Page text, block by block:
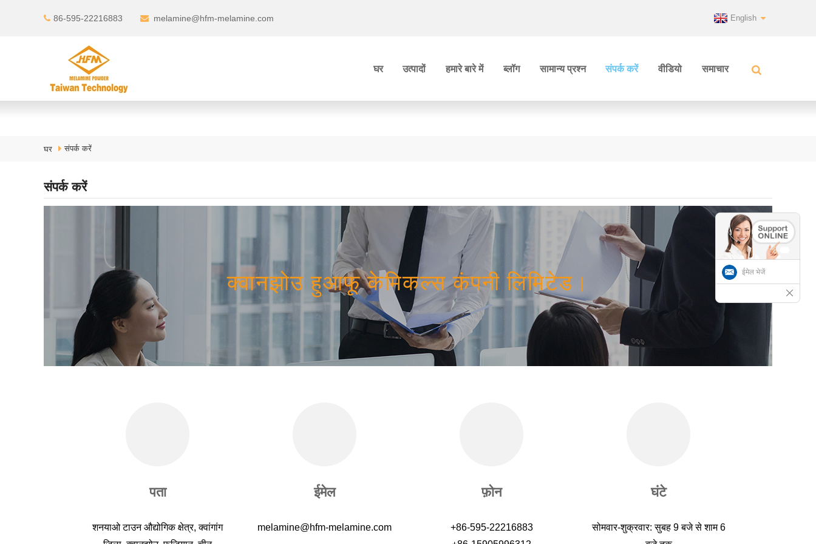
86-595-22216883 melamine@hfm-melamine.com English
घर उत्पादों हमारे बारे में ब्लॉग सामान्य प्रश्न संपर्क करें वीडियो समाचार
घर संपर्क करें
संपर्क करें
क्वानझोउ हुआफू केमिकल्स कंपनी लिमिटेड।
पता
शनयाओ टाउन औद्योगिक क्षेत्र, क्वांगांग
ईमेल
melamine@hfm-melamine.com
फ़ोन
+86-595-22216883
घंटे
सोमवार-शुक्रवार: सुबह 9 बजे से शाम 6
ईमेल भेजें